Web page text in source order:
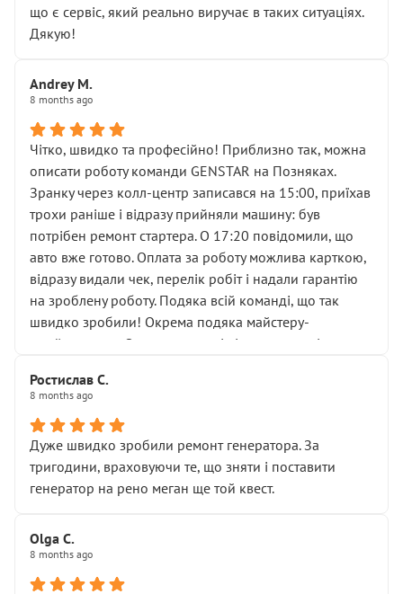
мені заявили, що бачок гальмівної рідини потрібно
міняти разом із головним гальмівним циліндром у
Для людини, яка хоча б трохи розуміється на техніці,
це звучить як мінімум непрофесійно, а як максимум —
спроба продати дорогий вузол замість елементарних
ущільнювачів.
Що прикро — це не перший мій візит. Раніше міняв у
вас стартер, і тоді сервіс наче справив хороше
враження. Але згодом знайшов декілька гайок під
лобовим склом. Мені пояснили, що це “старі гайки, які
відкручували”, і попросили не хвилюватися. ( надіюсь
новий власник, не застяг в полі))
Але після нинішнього візиту такі дрібниці вже не
здаються дрібницями.
Я — клієнт, який працює на довірі, і саме її цей сервіс
Хотілося б більше:
• належної уваги до авто
• прозорості в роботах і рахунках
• реальної діагностики, а не формального
“подивились і поїхав”
На жаль, складається враження, що сервіс працює не
Стосовно комунікації - все добре
що є сервіс, який реально виручає в таких ситуаціях.
Дякую!
Andrey M.
8 months ago
Чітко, швидко та професійно! Приблизно так, можна
описати роботу команди GENSTAR на Позняках.
Зранку через колл-центр записався на 15:00, приїхав
трохи раніше і відразу прийняли машину: був
потрібен ремонт стартера. О 17:20 повідомили, що
авто вже готово. Оплата за роботу можлива карткою,
відразу видали чек, перелік робіт і надали гарантію
на зроблену роботу. Подяка всій команді, що так
швидко зробили! Окрема подяка майстеру-
приймальнику Олександру: всі чітко та по суті.
звертатися до цього автосервісу.
Ростислав С.
8 months ago
Дуже швидко зробили ремонт генератора. За
тригодини, враховуючи те, що зняти і поставити
генератор на рено меган ще той квест.
Olga С.
8 months ago